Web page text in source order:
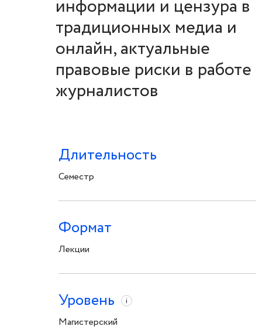
информации и цензура в
традиционных медиа и
онлайн, актуальные
правовые риски в работе
журналистов
Длительность
Семестр
Формат
Лекции
Уровень i
Магистерский